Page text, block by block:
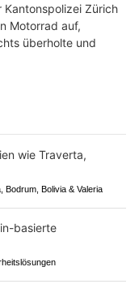
Zürich
Motorrad auf,
überholte und
Bodrum, Bolivia & Valeria